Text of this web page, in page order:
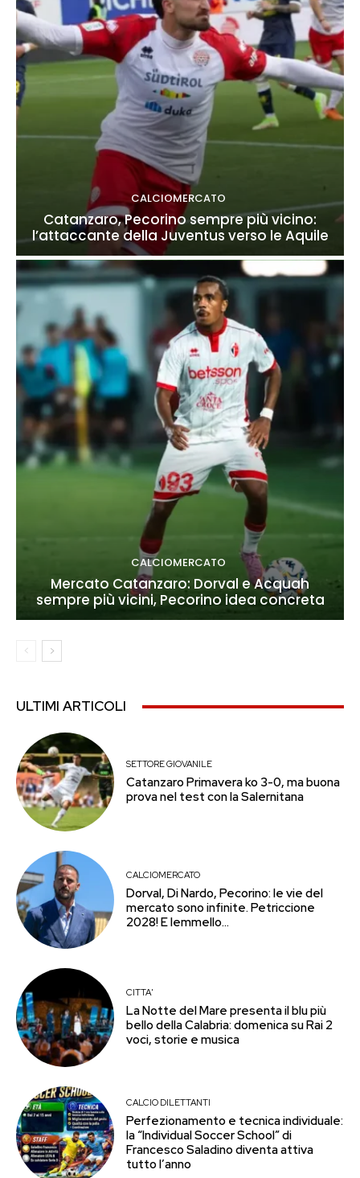
CALCIOMERCATO
Catanzaro, Pecorino sempre più vicino:
l’attaccante della Juventus verso le Aquile
CALCIOMERCATO
Mercato Catanzaro: Dorval e Acquah
sempre più vicini, Pecorino idea concreta
ULTIMI ARTICOLI
SETTORE GIOVANILE
Catanzaro Primavera ko 3-0, ma buona
prova nel test con la Salernitana
CALCIOMERCATO
Dorval, Di Nardo, Pecorino: le vie del
mercato sono infinite. Petriccione
2028! E Iemmello…
CITTA'
La Notte del Mare presenta il blu più
bello della Calabria: domenica su Rai 2
voci, storie e musica
CALCIO DILETTANTI
Perfezionamento e tecnica individuale:
la “Individual Soccer School” di
Francesco Saladino diventa attiva
tutto l’anno